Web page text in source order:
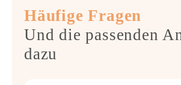
Häufige Fragen
Und die passenden
dazu